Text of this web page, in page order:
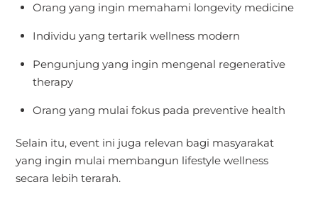
Orang yang ingin memahami longevity medicine
Individu yang tertarik wellness modern
Pengunjung yang ingin mengenal regenerative
therapy
Orang yang mulai fokus pada preventive health
Selain itu, event ini juga relevan bagi masyarakat
yang ingin mulai membangun lifestyle wellness
secara lebih terarah.